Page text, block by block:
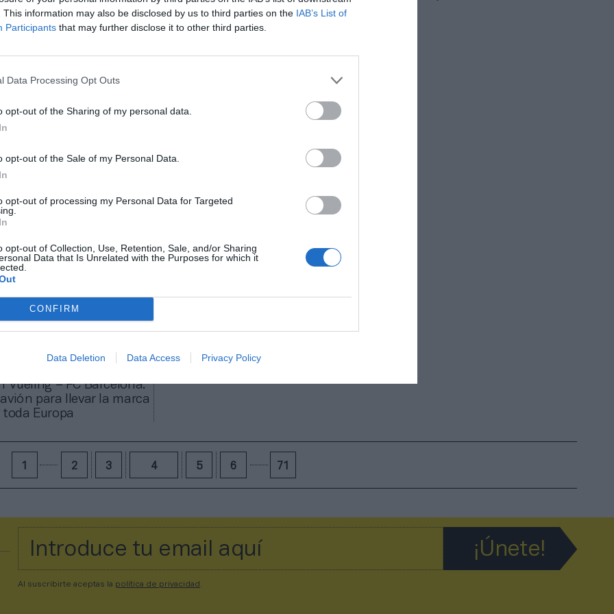
This information may also be disclosed by us to third parties on the IAB’s List of
Participants that may further disclose it to other third parties.
Data Processing Opt Outs
opt-out of the Sharing of my personal data.
opt-out of the Sale of my Personal Data.
opt-out of processing my Personal Data for Targeted
opt-out of Collection, Use, Retention, Sale, and/or Sharing
Data that Is Unrelated with the Purposes for which it
CONFIRM
Data Deletion Data Access Privacy Policy
récord
por su
de marca en el Social
Vueling – FC Barcelona:
para llevar la marca
toda Europa
2 3 4 5 6 71
Al suscribirte aceptas la política de privacidad .